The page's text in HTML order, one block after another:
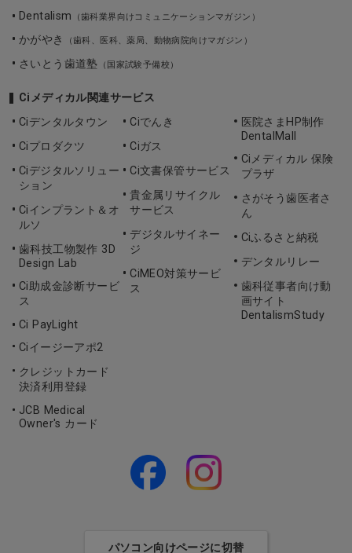
Dentalism
（歯科業界向けコミュニケーションマガジン）
かがやき （歯科、医科、薬局、動物病院向けマガジン）
さいとう歯道塾 （国家試験予備校）
Ciメディカル関連サービス
Ciデンタルタウン
Ciプロダクツ
Ciデジタルソリュー
ション
Ciインプラント＆オ
ルソ
歯科技工物製作 3D
Design Lab
Ci助成金診断サービ
ス
Ci PayLight
Ciイージーアポ2
クレジットカード
決済利用登録
JCB Medical
Owner's カード
Ciでんき
Ciガス
Ci文書保管サービス
貴金属リサイクル
サービス
デジタルサイネー
ジ
CiMEO対策サービ
ス
医院さまHP制作
DentalMall
Ciメディカル 保険
プラザ
さがそう歯医者さ
ん
Ciふるさと納税
デンタルリレー
歯科従事者向け動
画サイト
DentalismStudy
パソコン向けページに切替